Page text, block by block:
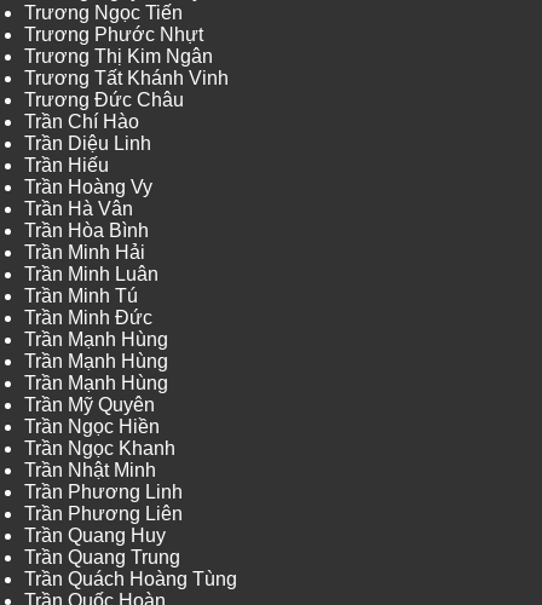
Trương Ngọc Tiến
Trương Phước Nhựt
Trương Thị Kim Ngân
Trương Tất Khánh Vinh
Trương Đức Châu
Trần Chí Hào
Trần Diệu Linh
Trần Hiếu
Trần Hoàng Vy
Trần Hà Vân
Trần Hòa Bình
Trần Minh Hải
Trần Minh Luân
Trần Minh Tú
Trần Minh Đức
Trần Mạnh Hùng
Trần Mạnh Hùng
Trần Mạnh Hùng
Trần Mỹ Quyên
Trần Ngọc Hiền
Trần Ngọc Khanh
Trần Nhật Minh
Trần Phương Linh
Trần Phương Liên
Trần Quang Huy
Trần Quang Trung
Trần Quách Hoàng Tùng
Trần Quốc Hoàn